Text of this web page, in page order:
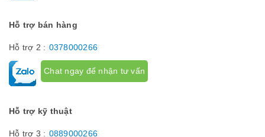
Hỗ trợ bán hàng
Hỗ trợ 2 : 0378000266
Chat ngay để nhận tư vấn
Hỗ trợ kỹ thuật
Hỗ trợ 3 : 0889000266